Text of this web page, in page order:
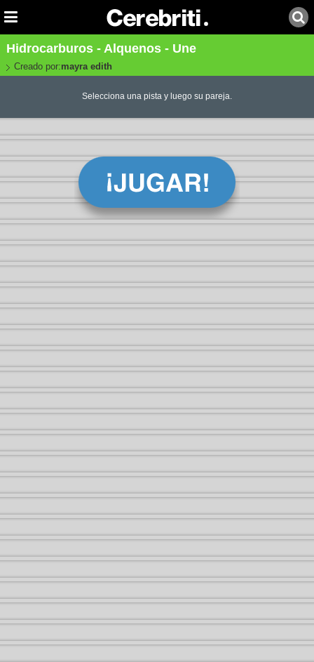
Hidrocarburos - Alquenos - Une
Creado por:mayra edith
Selecciona una pista y luego su pareja.